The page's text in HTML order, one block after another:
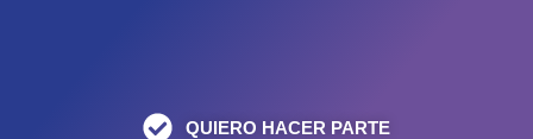
QUIERO HACER PARTE